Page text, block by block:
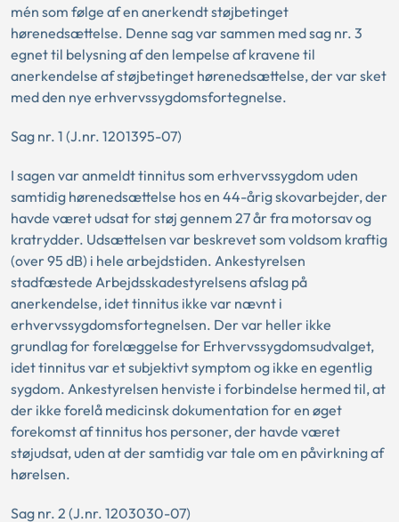
mén som følge af en anerkendt støjbetinget
hørenedsættelse. Denne sag var sammen med sag nr. 3
egnet til belysning af den lempelse af kravene til
anerkendelse af støjbetinget hørenedsættelse, der var sket
med den nye erhvervssygdomsfortegnelse.
Sag nr. 1 (J.nr. 1201395-07)
I sagen var anmeldt tinnitus som erhvervssygdom uden
samtidig hørenedsættelse hos en 44-årig skovarbejder, der
havde været udsat for støj gennem 27 år fra motorsav og
kratrydder. Udsættelsen var beskrevet som voldsom kraftig
(over 95 dB) i hele arbejdstiden. Ankestyrelsen
stadfæstede Arbejdsskadestyrelsens afslag på
anerkendelse, idet tinnitus ikke var nævnt i
erhvervssygdomsfortegnelsen. Der var heller ikke
grundlag for forelæggelse for Erhvervssygdomsudvalget,
idet tinnitus var et subjektivt symptom og ikke en egentlig
sygdom. Ankestyrelsen henviste i forbindelse hermed til, at
der ikke forelå medicinsk dokumentation for en øget
forekomst af tinnitus hos personer, der havde været
støjudsat, uden at der samtidig var tale om en påvirkning af
hørelsen.
Sag nr. 2 (J.nr. 1203030-07)